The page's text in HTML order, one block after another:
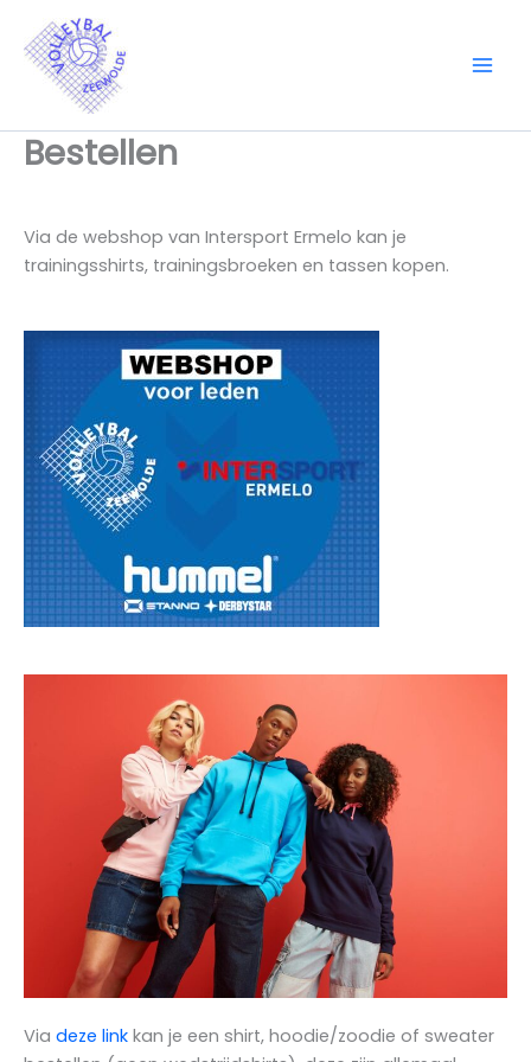
naar
Bestellen
Via de webshop van Intersport Ermelo kan je
trainingsshirts, trainingsbroeken en tassen kopen.
Via deze link kan je een shirt, hoodie/zoodie of sweater